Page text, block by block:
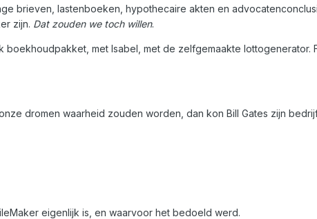
brieven, lastenboeken, hypothecaire akten en
zijn. Dat zouden we toch willen.
met Isabel, met de zelfgemaakte lottogenerator.
dromen waarheid zouden worden, dan kon Bill Gates zijn
eigenlijk is, en waarvoor het bedoeld werd.